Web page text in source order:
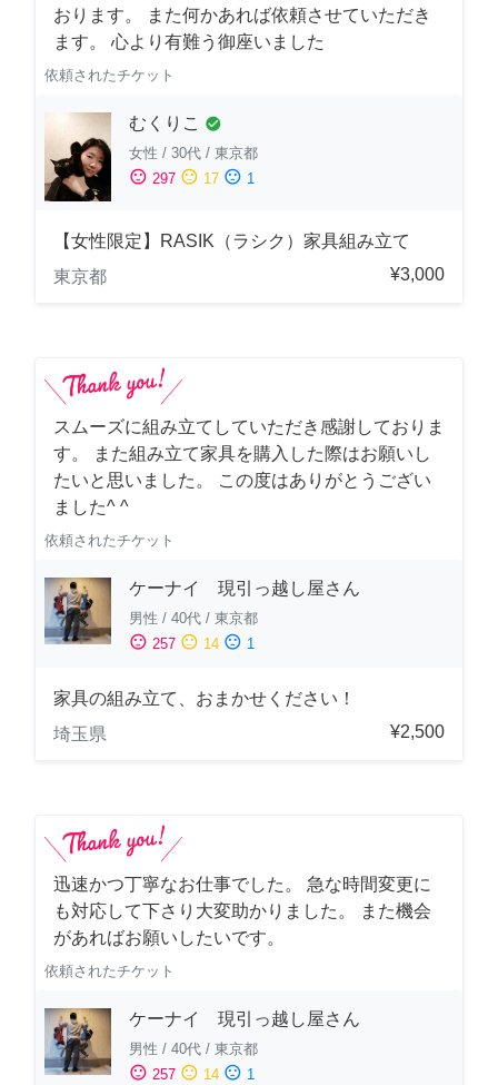
おります。 また何かあれば依頼させていただき
ます。 心より有難う御座いました
依頼されたチケット
むくりこ check_circle
女性 / 30代 / 東京都
sentiment_satisfied 297 sentiment_neutral 17 sentiment_dissatisfied 1
【女性限定】RASIK（ラシク）家具組み立て
東京都
¥3,000
スムーズに組み立てしていただき感謝しておりま
す。 また組み立て家具を購入した際はお願いし
たいと思いました。 この度はありがとうござい
ました^ ^
依頼されたチケット
ケーナイ 現引っ越し屋さん
男性 / 40代 / 東京都
sentiment_satisfied 257 sentiment_neutral 14 sentiment_dissatisfied 1
家具の組み立て、おまかせください！
埼玉県
¥2,500
迅速かつ丁寧なお仕事でした。 急な時間変更に
も対応して下さり大変助かりました。 また機会
があればお願いしたいです。
依頼されたチケット
ケーナイ 現引っ越し屋さん
男性 / 40代 / 東京都
sentiment_satisfied 257 sentiment_neutral 14 sentiment_dissatisfied 1